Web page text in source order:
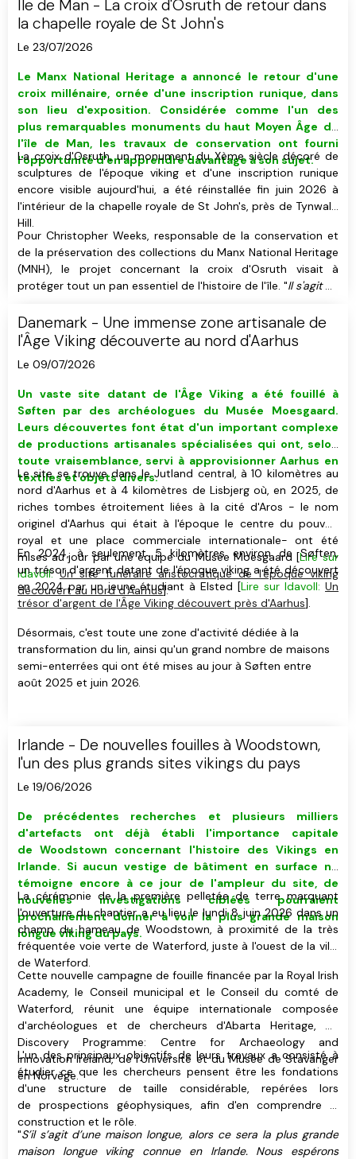
Île de Man - La croix d'Osruth de retour dans
la chapelle royale de St John's
Le 23/07/2026
Le Manx National Heritage a annoncé le retour d'une
croix millénaire, ornée d'une inscription runique, dans
son lieu d'exposition. Considérée comme l'un des
plus remarquables monuments du haut Moyen Âge de
l'île de Man,
les travaux de conservation ont fourni
l'opportunité d'en apprendre davantage à son sujet.
La croix d'Osruth, un monument du Xème siècle décoré de
sculptures de l'époque viking et d'une inscription runique
encore visible aujourd'hui, a été réinstallée fin juin 2026 à
l'intérieur de la chapelle royale de St John's, près de Tynwald
Hill.
Pour Christopher Weeks, responsable de la conservation et
de la préservation des collections du Manx National Heritage
(MNH), le projet concernant la croix d'Osruth visait à
protéger tout un pan essentiel de l'histoire de l'île. "Il s'agit de
que nous possédons.", a-t-il déclaré.
Danemark - Une immense zone artisanale de
l'Âge Viking découverte au nord d'Aarhus
Le 09/07/2026
Un vaste site datant de l'Âge Viking a été fouillé à
Søften par des archéologues du Musée Moesgaard.
Leurs découvertes font état d'un important complexe
de productions artisanales spécialisées qui ont, selon
toute vraisemblance, servi à approvisionner Aarhus en
textiles et objets divers.
Le site se trouve dans le Jutland central, à 10 kilomètres au
nord d'Aarhus et à 4 kilomètres de Lisbjerg où, en 2025, de
riches tombes étroitement liées à la cité d'Aros - le nom
originel d'Aarhus qui était à l'époque le centre du pouvoir
royal et une place commerciale internationale- ont été
mises au jour par une équipe du Musée Moesgaard [Lire sur
Idavoll:Un site funéraire aristocratique de l'époque viking
découvert au nord d'Aarhus].
En 2024, à seulement 5 kilomètres environ de Søften,
un trésor d'argent datant de l'époque viking a été découvert
en 2024 par un jeune étudiant à Elsted [Lire sur Idavoll: Un
trésor d'argent de l'Âge Viking découvert près d'Aarhus].
Désormais, c'est toute une zone d'activité dédiée à la
transformation du lin, ainsi qu'un grand nombre de maisons
semi-enterrées qui ont été mises au jour à Søften entre
août 2025 et juin 2026.
Irlande - De nouvelles fouilles à Woodstown,
l'un des plus grands sites vikings du pays
Le 19/06/2026
De précédentes recherches et plusieurs milliers
d'artefacts ont déjà établi l'importance capitale
de Woodstown concernant l'histoire des Vikings en
Irlande. Si aucun vestige de bâtiment en surface ne
témoigne encore à ce jour de l'ampleur du site, de
nouvelles investigations ciblées pourraient
prochainement donner à voir la plus grande maison
longue viking du pays.
La cérémonie de la première pelletée de terre marquant
l'ouverture du chantier a eu lieu le lundi 8 juin 2026 dans un
champ du hameau de Woodstown, à proximité de la très
fréquentée voie verte de Waterford, juste à l'ouest de la ville
de Waterford.
Cette nouvelle campagne de fouille financée par la Royal Irish
Academy, le Conseil municipal et le Conseil du comté de
Waterford, réunit une équipe internationale composée
d'archéologues et de chercheurs d'Abarta Heritage, du
Discovery Programme: Centre for Archaeology and
Innovation Ireland, de l'Université et du Musée de Stavanger
en Norvège.
L'un des principaux objectifs de leurs travaux a consisté à
étudier ce que les chercheurs pensent être les fondations
d'une structure de taille considérable, repérées lors
de prospections géophysiques, afin d'en comprendre la
construction et le rôle.
"S’il s’agit d’une maison longue, alors ce sera la plus grande
maison longue viking connue en Irlande. Nous espérons